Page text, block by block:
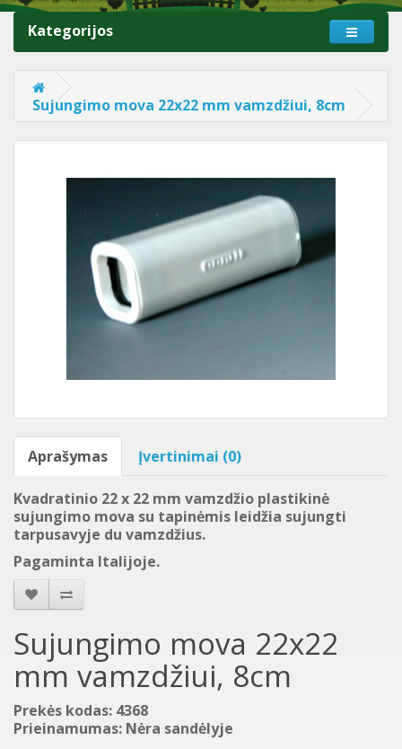
Kategorijos
Sujungimo mova 22x22 mm vamzdžiui, 8cm
Aprašymas Įvertinimai (0)
Kvadratinio 22 x 22 mm vamzdžio plastikinė
sujungimo mova su tapinėmis leidžia sujungti
tarpusavyje du vamzdžius.
Pagaminta Italijoje.
Sujungimo mova 22x22
mm vamzdžiui, 8cm
Prekės kodas: 4368
Prieinamumas: Nėra sandėlyje